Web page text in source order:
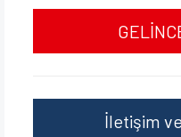
İletişim